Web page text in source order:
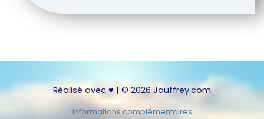
Réalisé avec ♥ | © 2026 Jauffrey.com
Informations complémentaires